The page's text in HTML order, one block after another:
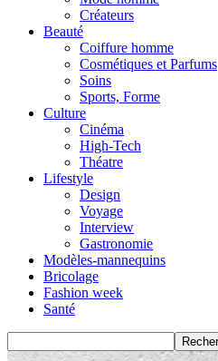
Créateurs
Beauté
Coiffure homme
Cosmétiques et Parfums
Soins
Sports, Forme
Culture
Cinéma
High-Tech
Théatre
Lifestyle
Design
Voyage
Interview
Gastronomie
Modèles-mannequins
Bricolage
Fashion week
Santé